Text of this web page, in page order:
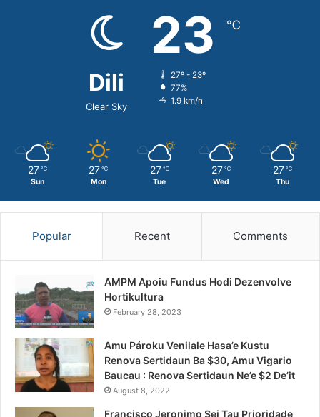
Dili
Clear Sky
23 ℃
27º - 23º
77%
1.9 km/h
27 ℃
Sun
27 ℃
Mon
27 ℃
Tue
27 ℃
Wed
27 ℃
Thu
Popular Recent Comments
AMPM Apoiu Fundus Hodi Dezenvolve
Hortikultura
February 28, 2023
Amu Pároku Venilale Hasa’e Kustu
Renova Sertidaun Ba $30, Amu Vigario
Baucau : Renova Sertidaun Ne’e $2 De’it
August 8, 2022
Francisco Jeronimo Sei Tau Prioridade